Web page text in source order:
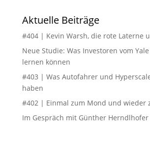
Aktuelle Beiträge
#404 | Kevin Warsh, die rote Laterne
Neue Studie: Was Investoren vom
lernen können
#403 | Was Autofahrer und
haben
#402 | Einmal zum Mond und wieder
Im Gespräch mit Günther Herndlhofer